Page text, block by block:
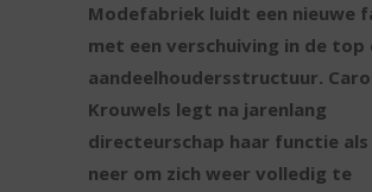
Modefabriek luidt een nieuwe
met een verschuiving in de top
aandeelhoudersstructuur.
Krouwels legt na jarenlang
directeurschap haar functie als
neer om zich weer volledig te